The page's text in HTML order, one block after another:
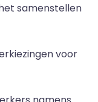
samenstellen
voor